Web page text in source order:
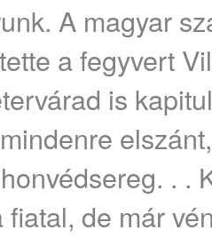
A magyar
a fegyvert
is
. .
fiatal, de már